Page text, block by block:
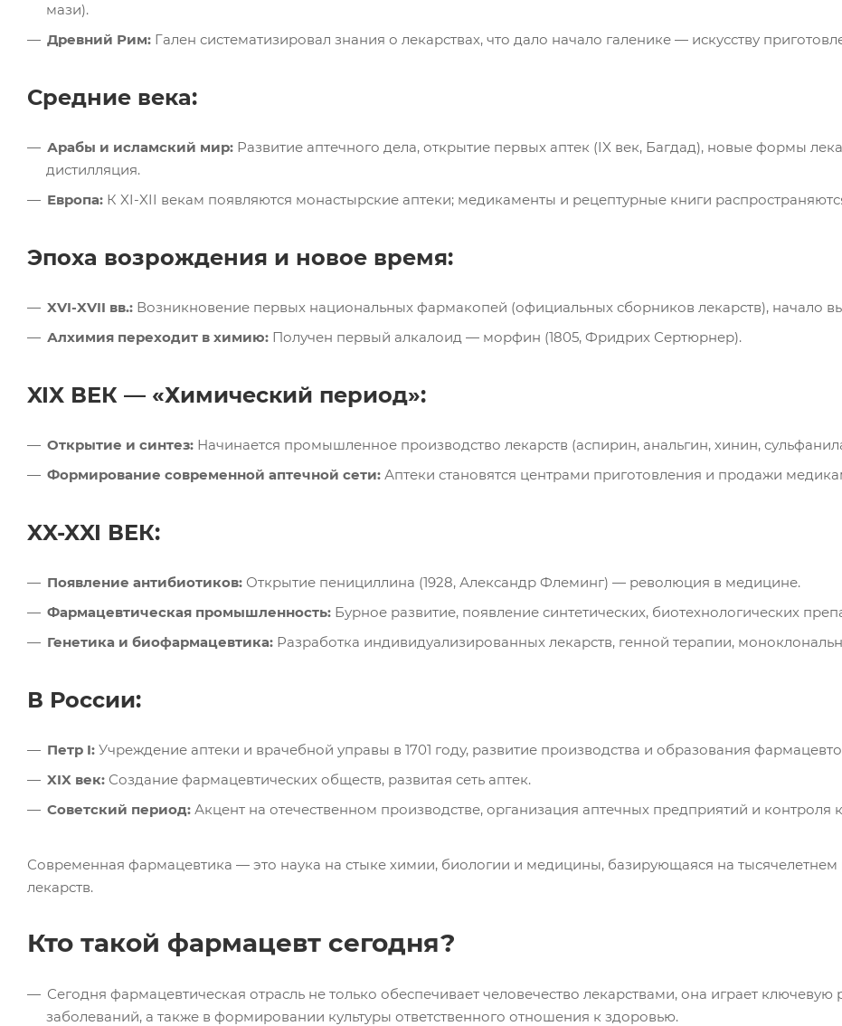
мази).
Древний Рим: Гален систематизировал знания о лекарствах, что дало начало галенике — искусству
Средние века:
Арабы и исламский мир: Развитие аптечного дела, открытие первых аптек (IX век, Багдад), новые формы
дистилляция.
Европа: К XI-XII векам появляются монастырские аптеки; медикаменты и рецептурные книги
Эпоха возрождения и новое время:
XVI-XVII вв.: Возникновение первых национальных фармакопей (официальных сборников лекарств), начало
Алхимия переходит в химию: Получен первый алкалоид — морфин (1805, Фридрих Сертюрнер).
XIX ВЕК — «Химический период»:
Открытие и синтез: Начинается промышленное производство лекарств (аспирин, анальгин, хинин,
Формирование современной аптечной сети: Аптеки становятся центрами приготовления и продажи
XX-XXI ВЕК:
Появление антибиотиков: Открытие пенициллина (1928, Александр Флеминг) — революция в медицине.
Фармацевтическая промышленность: Бурное развитие, появление синтетических, биотехнологических
Генетика и биофармацевтика: Разработка индивидуализированных лекарств, генной терапии,
В России:
Петр I: Учреждение аптеки и врачебной управы в 1701 году, развитие производства и образования
XIX век: Создание фармацевтических обществ, развитая сеть аптек.
Советский период: Акцент на отечественном производстве, организация аптечных предприятий и контроля
Современная фармацевтика — это наука на стыке химии, биологии и медицины, базирующаяся на тысячелетнем
лекарств.
Кто такой фармацевт сегодня?
Сегодня фармацевтическая отрасль не только обеспечивает человечество лекарствами, она играет
заболеваний, а также в формировании культуры ответственного отношения к здоровью.